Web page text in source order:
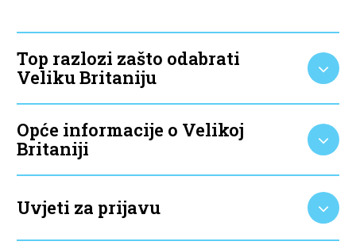
Top razlozi zašto odabrati
Veliku Britaniju
Opće informacije o Velikoj
Britaniji
Uvjeti za prijavu